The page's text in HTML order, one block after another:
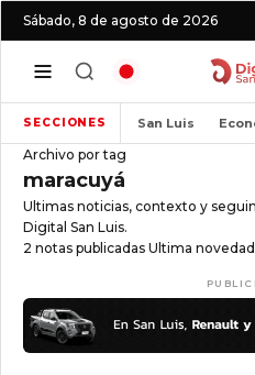
Sábado, 8 de agosto de 2026
SECCIONES San Luis
Archivo por tag
maracuyá
Ultimas noticias, contexto y
Digital San Luis.
2 notas publicadas Ultima